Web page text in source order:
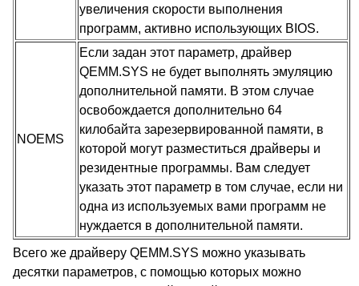
увеличения скорости выполнения
программ, активно использующих BIOS.
NOEMS
Если задан этот параметр, драйвер
QEMM.SYS не будет выполнять эмуляцию
дополнительной памяти. В этом случае
освобождается дополнительно 64
килобайта зарезервированной памяти, в
которой могут разместиться драйверы и
резидентные программы. Вам следует
указать этот параметр в том случае, если ни
одна из используемых вами программ не
нуждается в дополнительной памяти.
Всего же драйверу QEMM.SYS можно указывать
десятки параметров, с помощью которых можно